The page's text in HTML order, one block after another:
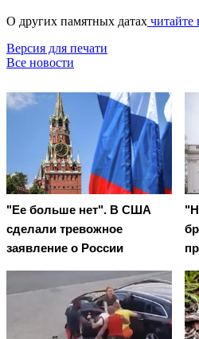
О других памятных датах читайте
Версия для печати
Все новости
"Ее больше нет". В США
сделали тревожное
заявление о России